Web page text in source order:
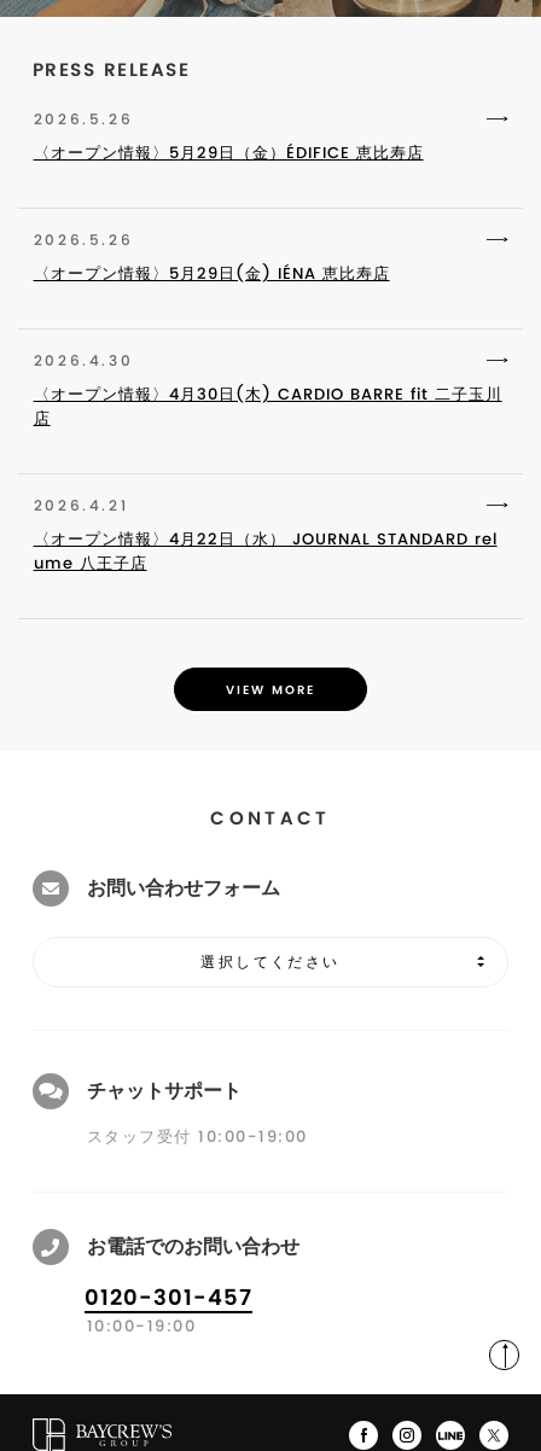
PRESS RELEASE
2026.5.26
〈オープン情報〉5月29日（金）ÉDIFICE 恵比寿店
2026.5.26
〈オープン情報〉5月29日(金) IÉNA 恵比寿店
2026.4.30
〈オープン情報〉4月30日(木) CARDIO BARRE fit 二子玉川
店
2026.4.21
〈オープン情報〉4月22日（水） JOURNAL STANDARD rel
ume 八王子店
VIEW MORE
CONTACT
お問い合わせフォーム
選択してください
チャットサポート
スタッフ受付 10:00-19:00
お電話でのお問い合わせ
0120-301-457
10:00-19:00